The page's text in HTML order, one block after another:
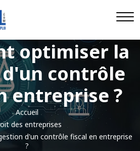
optimiser la
contrôle
entreprise ?
Accueil
des entreprises
d'un contrôle fiscal en entreprise
?